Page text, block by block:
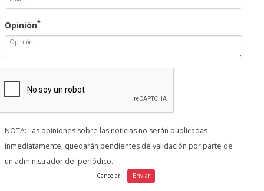
Opinión*
NOTA: Las opiniones sobre las noticias no serán publicadas
inmediatamente, quedarán pendientes de validación por parte de
un administrador del periódico.